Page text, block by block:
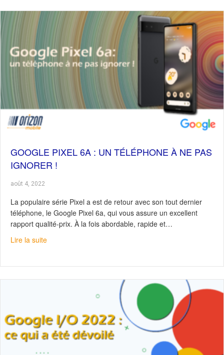
GOOGLE PIXEL 6A : UN TÉLÉPHONE À NE PAS
IGNORER !
août 4, 2022
La populaire série Pixel a est de retour avec son tout dernier
téléphone, le Google Pixel 6a, qui vous assure un excellent
rapport qualité-prix. À la fois abordable, rapide et…
Lire la suiteabout Google Pixel 6a : un téléphone à ne pas ignorer !